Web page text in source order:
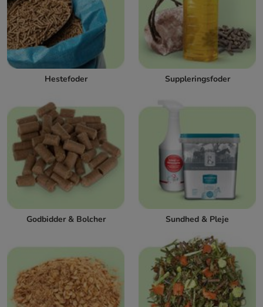
Hestefoder Suppleringsfoder
Godbidder & Bolcher Sundhed & Pleje